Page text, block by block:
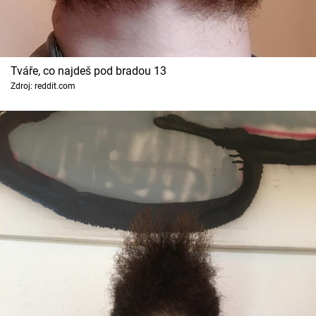
Tváře, co najdeš pod bradou 13
Zdroj: reddit.com